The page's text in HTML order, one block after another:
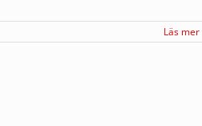
Läs mer